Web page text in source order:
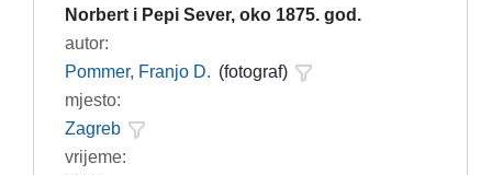
Norbert i Pepi Sever, oko 1875. god.
autor:
Pommer, Franjo D. (fotograf)
mjesto:
Zagreb
vrijeme: